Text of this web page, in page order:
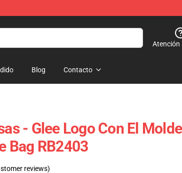
Atención
Blog Contacto
- Glee Logo Con El
Bag RB2403
reviews)